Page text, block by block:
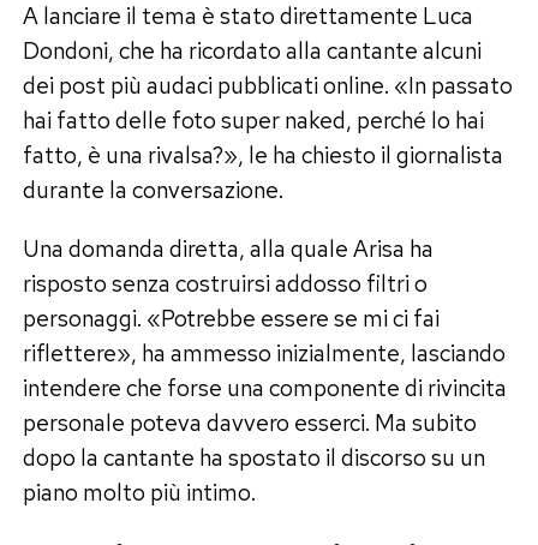
A lanciare il tema è stato direttamente Luca
Dondoni, che ha ricordato alla cantante alcuni
dei post più audaci pubblicati online. «In passato
hai fatto delle foto super naked, perché lo hai
fatto, è una rivalsa?», le ha chiesto il giornalista
durante la conversazione.
Una domanda diretta, alla quale Arisa ha
risposto senza costruirsi addosso filtri o
personaggi. «Potrebbe essere se mi ci fai
riflettere», ha ammesso inizialmente, lasciando
intendere che forse una componente di rivincita
personale poteva davvero esserci. Ma subito
dopo la cantante ha spostato il discorso su un
piano molto più intimo.